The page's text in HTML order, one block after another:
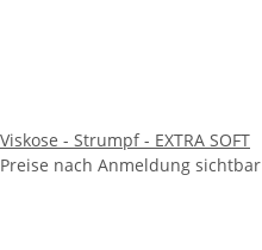
Viskose - Strumpf - EXTRA SOFT
Preise nach Anmeldung sichtbar